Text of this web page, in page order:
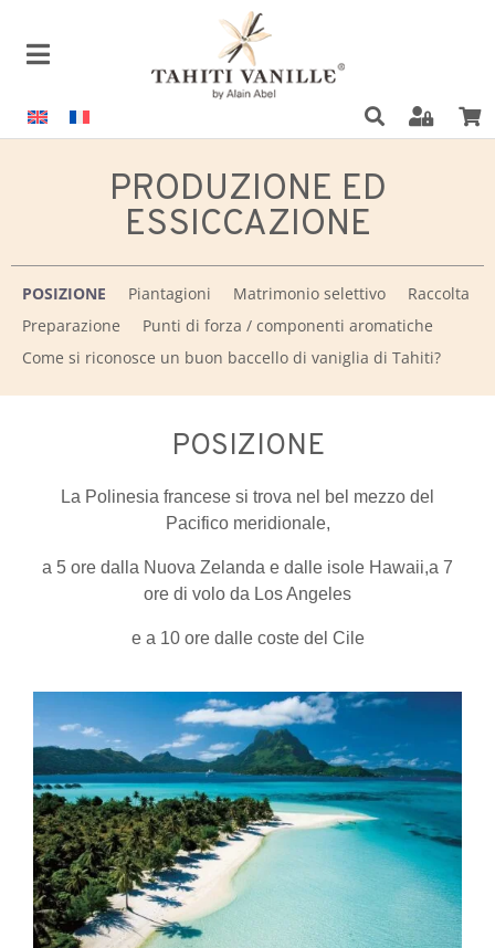
PRODUZIONE ED
ESSICCAZIONE
POSIZIONE Piantagioni Matrimonio selettivo
Raccolta
Preparazione
Punti di forza / componenti aromatiche
Come si riconosce un buon baccello di vaniglia di Tahiti?
POSIZIONE
La Polinesia francese si trova nel bel mezzo del
Pacifico meridionale,
a 5 ore dalla Nuova Zelanda e dalle isole Hawaii,a 7
ore di volo da Los Angeles
e a 10 ore dalle coste del Cile